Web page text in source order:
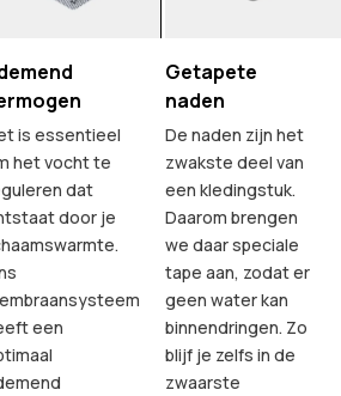
is essentieel
het vocht te
dat
door je
een
Getapete
naden
De naden zijn het
zwakste deel van
een kledingstuk.
Daarom brengen
we daar speciale
tape aan, zodat er
geen water kan
binnendringen. Zo
blijf je zelfs in de
zwaarste